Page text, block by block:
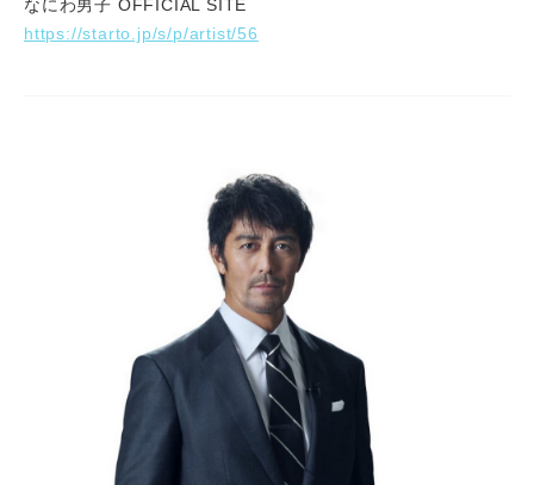
なにわ男子 OFFICIAL SITE
https://starto.jp/s/p/artist/56